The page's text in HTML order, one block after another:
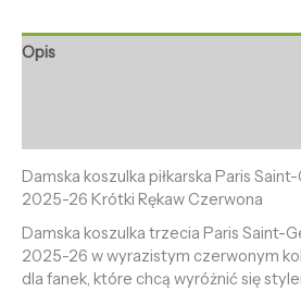
Opis
Damska koszulka piłkarska Paris
2025-26 Krótki Rękaw Czerwona
Damska koszulka trzecia Paris Saint-
2025-26 w wyrazistym czerwonym
dla fanek, które chcą wyróżnić się